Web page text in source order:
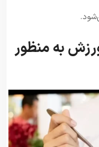
به منظور